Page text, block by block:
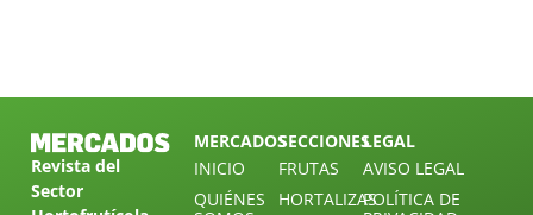
Revista del
Sector
MERCADOS
INICIO
QUIÉNES
SECCIONES
FRUTAS
HORTALIZAS
LEGAL
AVISO LEGAL
POLÍTICA DE